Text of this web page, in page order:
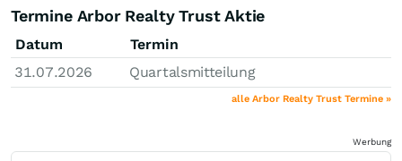
Termine Arbor Realty Trust Aktie
Datum
Termin
31.07.2026
Quartalsmitteilung
alle Arbor Realty Trust Termine »
Werbung